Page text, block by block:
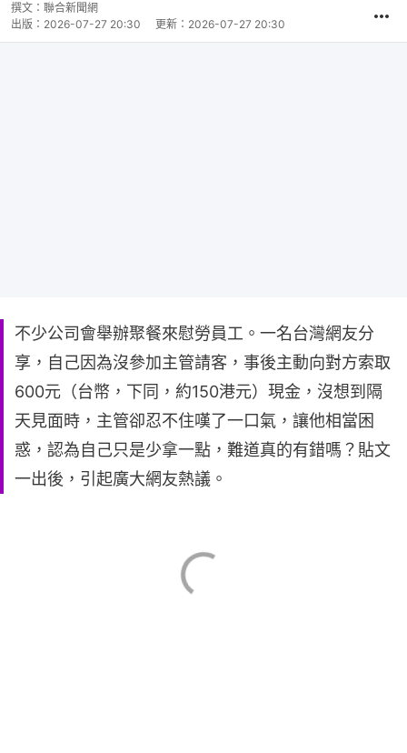
撰文： 聯合新聞網
出版： 2026-07-27 20:30 更新： 2026-07-27 20:30
不少公司會舉辦聚餐來慰勞員工。一名台灣網友分
享，自己因為沒參加主管請客，事後主動向對方索取
600元（台幣，下同，約150港元）現金，沒想到隔
天見面時，主管卻忍不住嘆了一口氣，讓他相當困
惑，認為自己只是少拿一點，難道真的有錯嗎？貼文
一出後，引起廣大網友熱議。